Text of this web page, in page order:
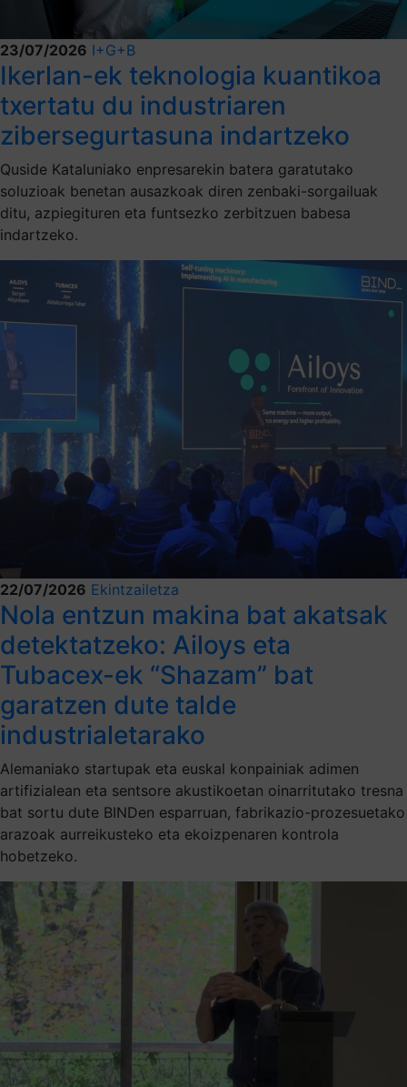
23/07/2026 I+G+B
Ikerlan-ek teknologia kuantikoa
txertatu du industriaren
zibersegurtasuna indartzeko
Quside Kataluniako enpresarekin batera garatutako
soluzioak benetan ausazkoak diren zenbaki-sorgailuak
ditu, azpiegituren eta funtsezko zerbitzuen babesa
indartzeko.
22/07/2026 Ekintzailetza
Nola entzun makina bat akatsak
detektatzeko: Ailoys eta
Tubacex-ek “Shazam” bat
garatzen dute talde
industrialetarako
Alemaniako startupak eta euskal konpainiak adimen
artifizialean eta sentsore akustikoetan oinarritutako tresna
bat sortu dute BINDen esparruan, fabrikazio-prozesuetako
arazoak aurreikusteko eta ekoizpenaren kontrola
hobetzeko.